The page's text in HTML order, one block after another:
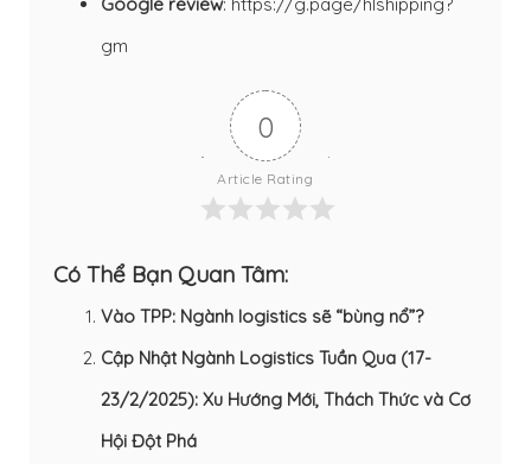
gm
0
Article Rating
Có Thể Bạn Quan Tâm:
Vào TPP: Ngành logistics sẽ “bùng nổ”?
Cập Nhật Ngành Logistics Tuần Qua (17-
23/2/2025): Xu Hướng Mới, Thách Thức và Cơ
Hội Đột Phá